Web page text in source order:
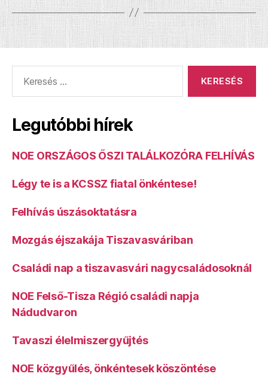
Legutóbbi hírek
NOE ORSZÁGOS ŐSZI TALÁLKOZÓRA FELHÍVÁS
Légy te is a KCSSZ fiatal önkéntese!
Felhívás úszásoktatásra
Mozgás éjszakája Tiszavasváriban
Családi nap a tiszavasvári nagycsaládosoknál
NOE Felső-Tisza Régió családi napja
Nádudvaron
Tavaszi élelmiszergyűjtés
NOE közgyűlés, önkéntesek köszöntése